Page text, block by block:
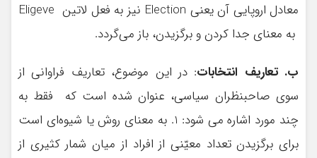
معادل اروپايی آن يعنی Election نيز به فعل لاتين Eligeve
به معنای جدا كردن و برگزيدن، باز می‌گردد.
ب. تعاریف انتخابات: در این موضوع، تعاریف فراوانی از
سوی صاحبنظران سیاسی، عنوان شده است که فقط به
چند مورد اشاره می شود: 1. به معنای روش يا شيوه‌ای است
برای برگزيدن تعداد معيّنی از افراد از ميان شمار كثيری از